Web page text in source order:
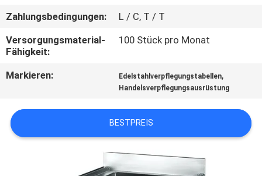
MIT
UNS
NACHRICHTEN
Zahlungsbedingungen:
L / C, T / T
Versorgungsmaterial-
Fähigkeit:
100 Stück pro Monat
Markieren: Edelstahlverpflegungstabellen,
Handelsverpflegungsausrüstung
BESTPREIS